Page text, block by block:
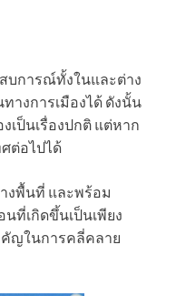
บการณ์ทั้งในและต่าง
างการเมืองได้ ดังนั้น
เป็นเรื่องปกติ แต่หาก
ต่อไปได้
งพื้นที่ และพร้อม
ที่เกิดขึ้นเป็นเพียง
ญในการคลี่คลาย